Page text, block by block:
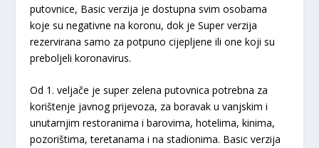
putovnice, Basic verzija je dostupna svim osobama
koje su negativne na koronu, dok je Super verzija
rezervirana samo za potpuno cijepljene ili one koji su
preboljeli koronavirus.
Od 1. veljače je super zelena putovnica potrebna za
korištenje javnog prijevoza, za boravak u vanjskim i
unutarnjim restoranima i barovima, hotelima, kinima,
pozorištima, teretanama i na stadionima. Basic verzija